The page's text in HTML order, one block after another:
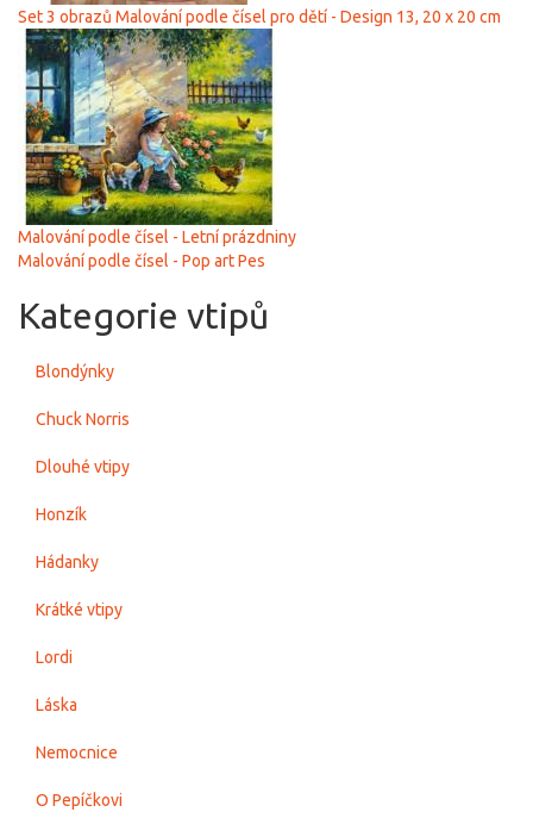
Set 3 obrazů Malování podle čísel pro dětí - Design 13, 20 x 20 cm
Malování podle čísel - Letní prázdniny
Malování podle čísel - Pop art Pes
Kategorie vtipů
Blondýnky
Chuck Norris
Dlouhé vtipy
Honzík
Hádanky
Krátké vtipy
Lordi
Láska
Nemocnice
O Pepíčkovi